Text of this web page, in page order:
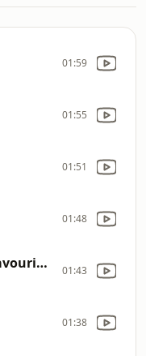
01:59
01:55
01:51
01:48
Boyfriend A. S. A. P Favourite Wild Summer Remix (Remixed by Hideki Kaji) 01:43
01:38